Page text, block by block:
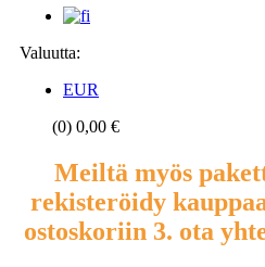
Valuutta:
EUR
(0) 0,00 €
Meiltä myös
rekisteröidy
ostoskoriin 3. ota